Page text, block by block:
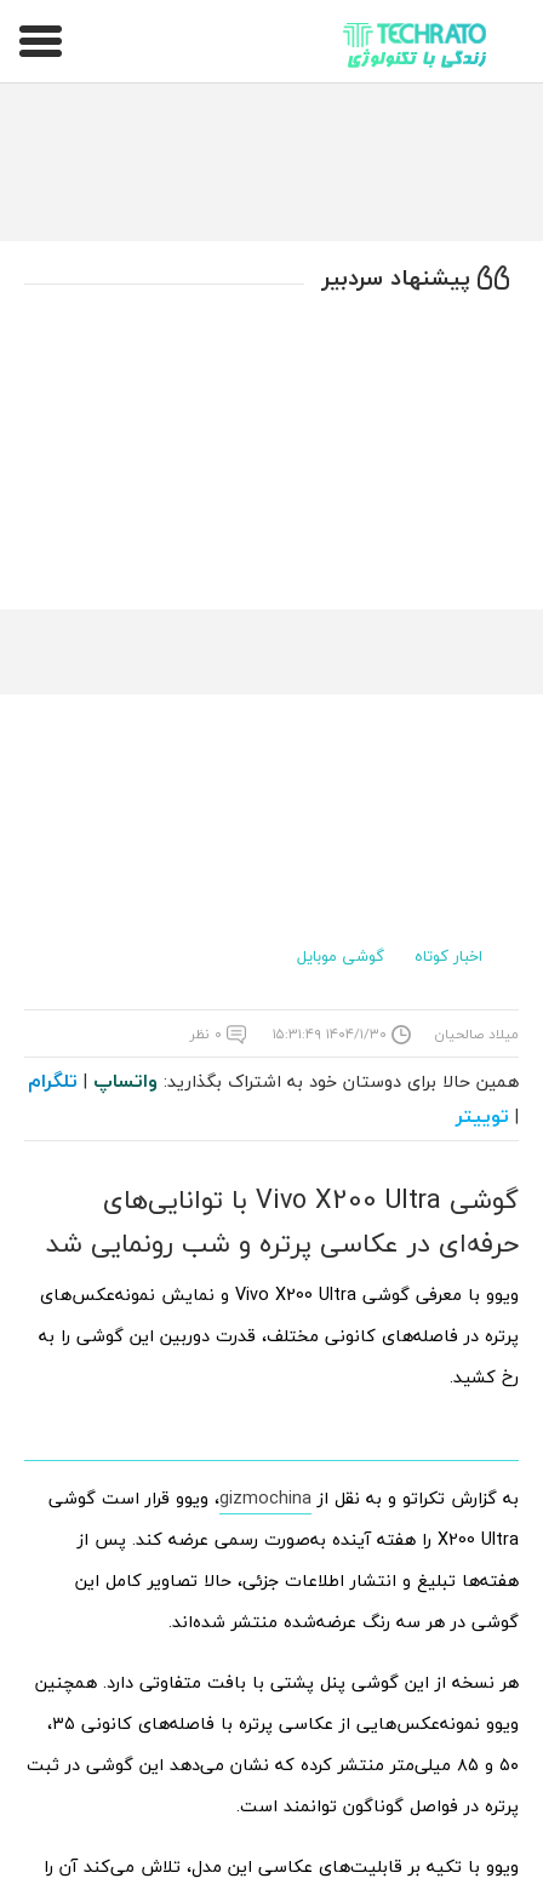
تکراتو – زندگی با تکنولوژی
پیشنهاد سردبیر
اخبار کوتاه گوشی موبایل
میلاد صالحیان ۱۴۰۴/۱/۳۰ ۱۵:۳۱:۴۹ ۰ نظر
همین حالا برای دوستان خود به اشتراک بگذارید: واتساپ | تلگرام
| توییتر
گوشی Vivo X200 Ultra با توانایی‌های
حرفه‌ای در عکاسی پرتره و شب رونمایی شد
ویوو با معرفی گوشی Vivo X200 Ultra و نمایش نمونه‌عکس‌های
پرتره در فاصله‌های کانونی مختلف، قدرت دوربین این گوشی را به
رخ کشید.
به گزارش تکراتو و به نقل ازgizmochina، ویوو قرار است گوشی
X200 Ultra را هفته آینده به‌صورت رسمی عرضه کند. پس از
هفته‌ها تبلیغ و انتشار اطلاعات جزئی، حالا تصاویر کامل این
گوشی در هر سه رنگ عرضه‌شده منتشر شده‌اند.
هر نسخه از این گوشی پنل پشتی با بافت متفاوتی دارد. همچنین
ویوو نمونه‌عکس‌هایی از عکاسی پرتره با فاصله‌های کانونی ۳۵،
۵۰ و ۸۵ میلی‌متر منتشر کرده که نشان می‌دهد این گوشی در ثبت
پرتره در فواصل گوناگون توانمند است.
ویوو با تکیه بر قابلیت‌های عکاسی این مدل، تلاش می‌کند آن را